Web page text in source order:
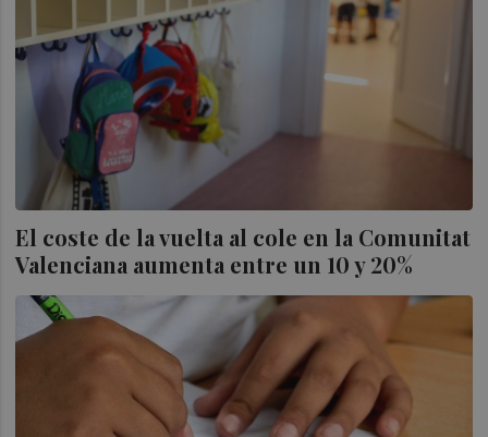
El coste de la vuelta al cole en la Comunitat
Valenciana aumenta entre un 10 y 20%